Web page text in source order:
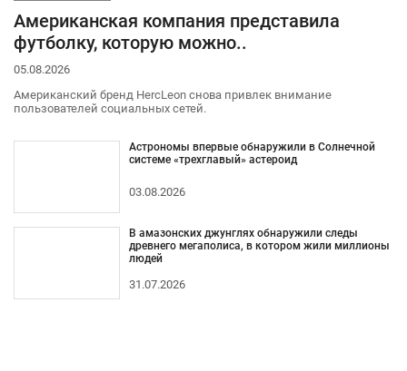
Американская компания представила
футболку, которую можно..
05.08.2026
Американский бренд HercLeon снова привлек внимание
пользователей социальных сетей.
Астрономы впервые обнаружили в Солнечной
системе «трехглавый» астероид
03.08.2026
В амазонских джунглях обнаружили следы
древнего мегаполиса, в котором жили миллионы
людей
31.07.2026